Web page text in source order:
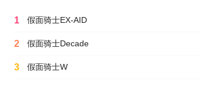
1 假面骑士EX-AID
2 假面骑士Decade
3 假面骑士W